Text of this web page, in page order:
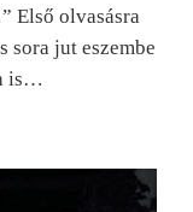
Első olvasásra
sora jut eszembe
is…